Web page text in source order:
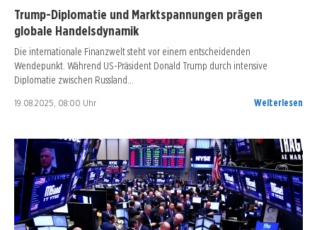
Trump-Diplomatie und Marktspannungen prägen
globale Handelsdynamik
Die internationale Finanzwelt steht vor einem entscheidenden
Wendepunkt. Während US-Präsident Donald Trump durch intensive
Diplomatie zwischen Russland…
19.08.2025, 08:00 Uhr Weiterlesen